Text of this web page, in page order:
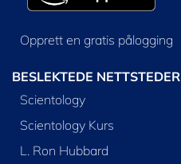
Opprett en gratis pålogging
BESLEKTEDE NETTSTEDER
Scientology
Scientology Kurs
L. Ron Hubbard